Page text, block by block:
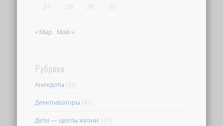
27
28 29 30
« Мар Май »
Рубрики
Анекдоты (32)
Демотиваторы (47)
Дети — цветы жизни. (17)